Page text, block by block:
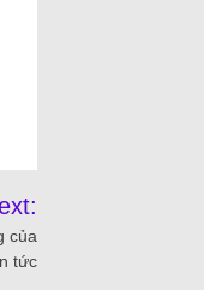
của
tức